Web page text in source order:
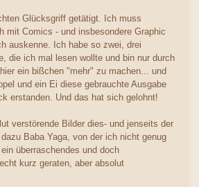
Glücksgriff getätigt. Ich muss
mit Comics - und insbesondere Graphic
auskenne. Ich habe so zwei, drei
die ich mal lesen wollte und bin nur durch
ein bißchen "mehr" zu machen... und
und ein Ei diese gebrauchte Ausgabe
erstanden. Und das hat sich gelohnt!
verstörende Bilder dies- und jenseits der
Baba Yaga, von der ich nicht genug
überraschendes und doch
kurz geraten, aber absolut